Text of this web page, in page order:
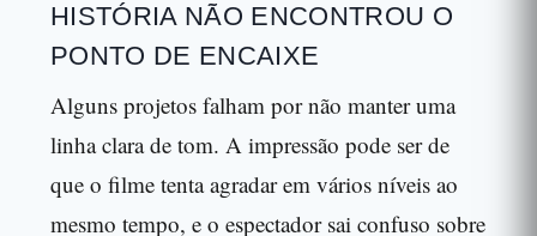
HISTÓRIA NÃO ENCONTROU O
PONTO DE ENCAIXE
Alguns projetos falham por não manter uma
linha clara de tom. A impressão pode ser de
que o filme tenta agradar em vários níveis ao
mesmo tempo, e o espectador sai confuso sobre